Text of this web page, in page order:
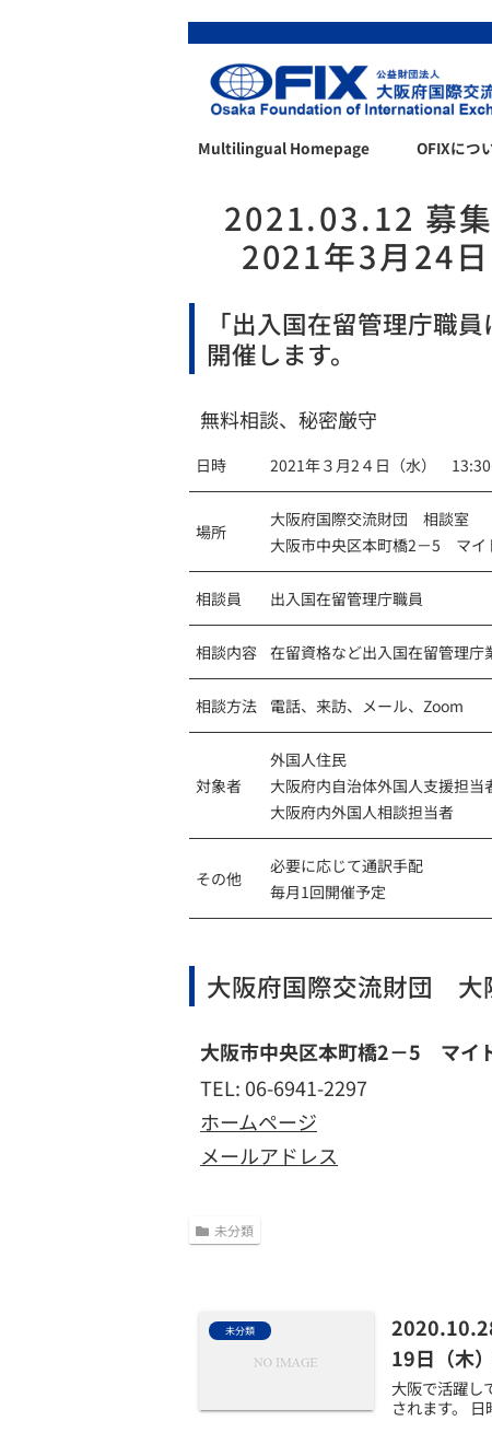
Multilingual Homepage OFIXにつ
2021.03.12 募
2021年3月24日
「出入国在留管理庁職
開催します。
無料相談、秘密厳守
日時 2021年３月2４日（水）
場所
大阪府国際交流財団 相談室
大阪市中央区本町橋2－5 マイ
相談員 出入国在留管理庁職員
相談内容 在留資格など出入国在留管理庁
相談方法 電話、来訪、メール、Zoom
対象者
外国人住民
大阪府内自治体外国人支援担当
大阪府内外国人相談担当者
その他
必要に応じて通訳手配
毎月1回開催予定
大阪府国際交流財団 大
大阪市中央区本町橋2－5 マイ
TEL: 06-6941-2297
ホームページ
メールアドレス
未分類
未分類
19日（木
大阪で活躍し
されます。